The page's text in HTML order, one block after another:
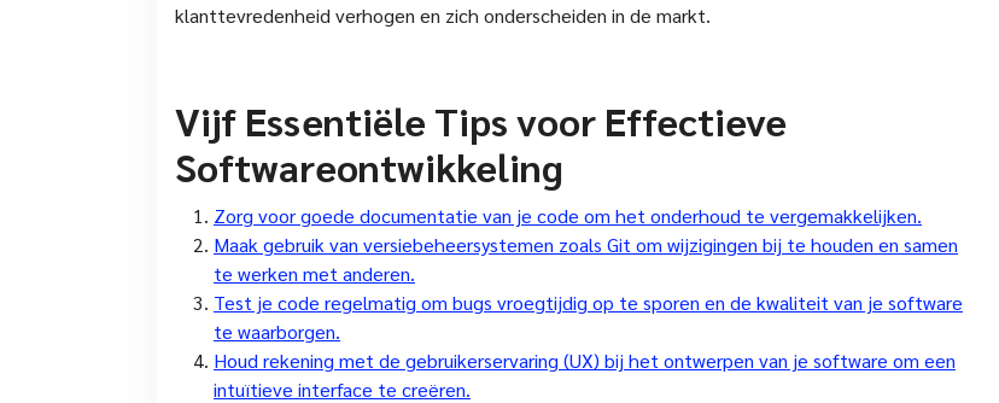
klanttevredenheid verhogen en zich onderscheiden in de markt.
Vijf Essentiële Tips voor Effectieve
Softwareontwikkeling
Zorg voor goede documentatie van je code om het onderhoud te vergemakkelijken.
Maak gebruik van versiebeheersystemen zoals Git om wijzigingen bij te houden en samen
te werken met anderen.
Test je code regelmatig om bugs vroegtijdig op te sporen en de kwaliteit van je software
te waarborgen.
Houd rekening met de gebruikerservaring (UX) bij het ontwerpen van je software om een
intuïtieve interface te creëren.